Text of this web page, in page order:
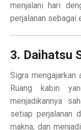
menjalani hari
perjalanan
3. Daihatsu
Sigra mengajarkan
Ruang kabin
menjadikannya
setiap perjalanan
makna, dan